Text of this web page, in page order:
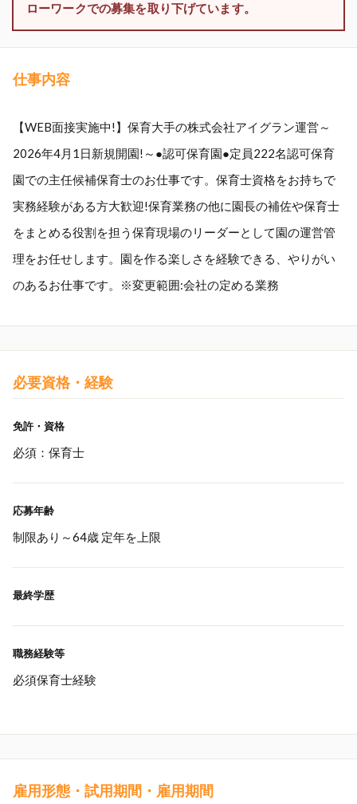
ローワークでの募集を取り下げています。
仕事内容
【WEB面接実施中!】保育大手の株式会社アイグラン運営～
2026年4月1日新規開園!～●認可保育園●定員222名認可保育
園での主任候補保育士のお仕事です。保育士資格をお持ちで
実務経験がある方大歓迎!保育業務の他に園長の補佐や保育士
をまとめる役割を担う保育現場のリーダーとして園の運営管
理をお任せします。園を作る楽しさを経験できる、やりがい
のあるお仕事です。※変更範囲:会社の定める業務
必要資格・経験
免許・資格
必須：保育士
応募年齢
制限あり～64歳 定年を上限
最終学歴
職務経験等
必須保育士経験
雇用形態・試用期間・雇用期間